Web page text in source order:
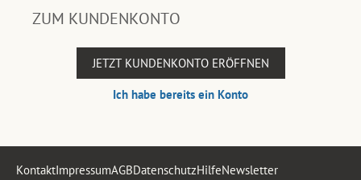
ZUM KUNDENKONTO
JETZT KUNDENKONTO ERÖFFNEN
Ich habe bereits ein Konto
KontaktImpressumAGBDatenschutzHilfeNewsletter